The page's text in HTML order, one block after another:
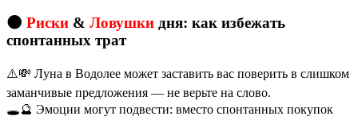
🌑 Риски & Ловушки дня: как избежать
спонтанных трат
⚠️💸 Луна в Водолее может заставить вас поверить в слишком
заманчивые предложения — не верьте на слово.
🕳️🔮 Эмоции могут подвести: вместо спонтанных покупок